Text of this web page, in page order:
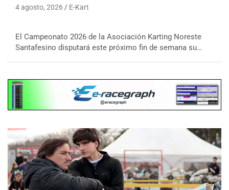
4 agosto, 2026 E-Kart
El Campeonato 2026 de la Asociación Karting Noreste
Santafesino disputará este próximo fin de semana su…